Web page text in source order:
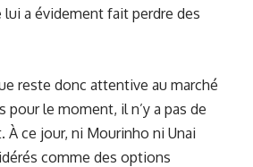
lui a évidement fait perdre des
reste donc attentive au marché
pour le moment, il n’y a pas de
ce jour, ni Mourinho ni Unai
comme des options